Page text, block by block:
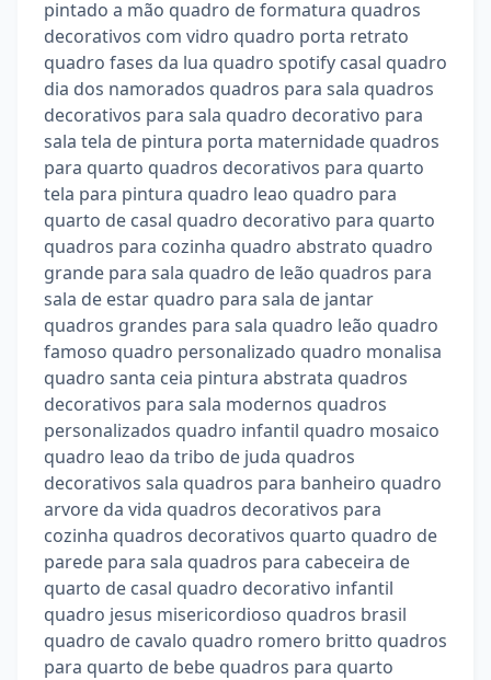
pintado a mão quadro de formatura quadros
decorativos com vidro quadro porta retrato
quadro fases da lua quadro spotify casal quadro
dia dos namorados quadros para sala quadros
decorativos para sala quadro decorativo para
sala tela de pintura porta maternidade quadros
para quarto quadros decorativos para quarto
tela para pintura quadro leao quadro para
quarto de casal quadro decorativo para quarto
quadros para cozinha quadro abstrato quadro
grande para sala quadro de leão quadros para
sala de estar quadro para sala de jantar
quadros grandes para sala quadro leão quadro
famoso quadro personalizado quadro monalisa
quadro santa ceia pintura abstrata quadros
decorativos para sala modernos quadros
personalizados quadro infantil quadro mosaico
quadro leao da tribo de juda quadros
decorativos sala quadros para banheiro quadro
arvore da vida quadros decorativos para
cozinha quadros decorativos quarto quadro de
parede para sala quadros para cabeceira de
quarto de casal quadro decorativo infantil
quadro jesus misericordioso quadros brasil
quadro de cavalo quadro romero britto quadros
para quarto de bebe quadros para quarto